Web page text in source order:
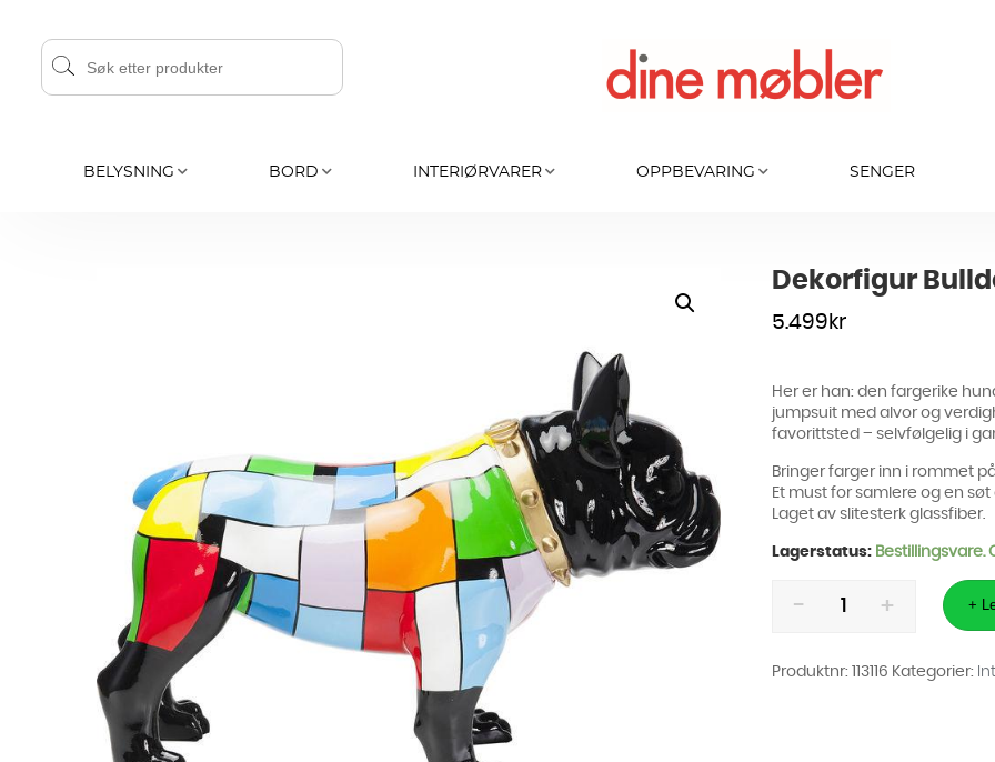
BELYSNING BORD INTERIØRVARER OPPBEVARING SENGER
Dekorfigur
5.499 kr
Her er han: den fargerike
jumpsuit med alvor og
favorittsted – selvfølgelig i
Bringer farger inn i rommet
Et must for samlere og en
Laget av slitesterk glassfiber.
Lagerstatus: Bestillingsvare.
Bulldog
+
Produktnr: 113116 Kategorier: